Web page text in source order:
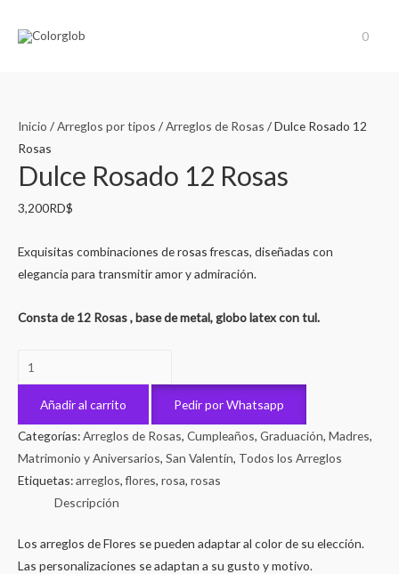
0
Inicio /Arreglos por tipos /Arreglos de Rosas / Dulce Rosado 12
Rosas
Dulce Rosado 12 Rosas
3,200RD$
Exquisitas combinaciones de rosas frescas, diseñadas con
elegancia para transmitir amor y admiración.
Consta de 12 Rosas , base de metal, globo latex con tul.
Dulce
Rosado
Rosas
Añadir al carrito Pedir por Whatsapp
Categorías:Arreglos de Rosas, Cumpleaños, Graduación, Madres,
Matrimonio y Aniversarios, San Valentín, Todos los Arreglos
Etiquetas:arreglos,flores, rosa, rosas
Descripción
Los arreglos de Flores se pueden adaptar al color de su elección.
Las personalizaciones se adaptan a su gusto y motivo.